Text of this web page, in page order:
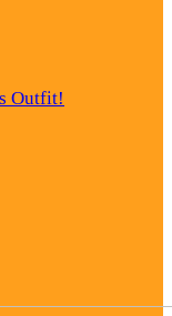
Outfit!